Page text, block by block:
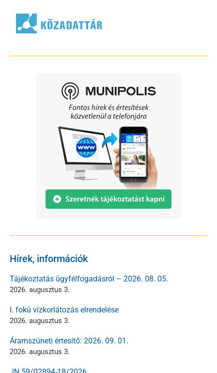
Hírek, információk
Tájékoztatás ügyfélfogadásról – 2026. 08. 05.
2026. augusztus 3.
I. fokú vízkorlátozás elrendelése
2026. augusztus 3.
Áramszüneti értesítő: 2026. 09. 01.
2026. augusztus 3.